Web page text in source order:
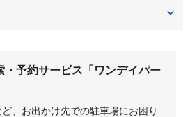
香里ケ丘
枚方市
・予約サービス「ワンデイパー
、お出かけ先での駐車場にお困り